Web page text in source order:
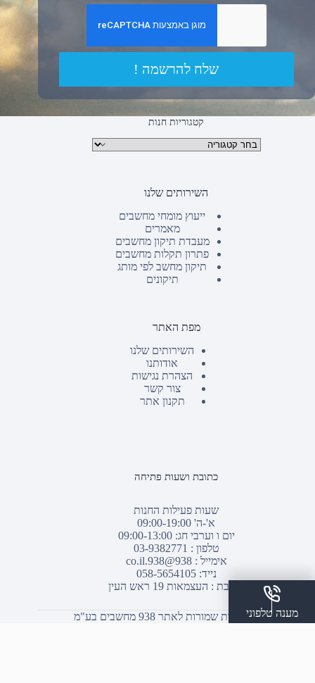
שלח להרשמה !
קטגוריות חנות
קטגוריות מוצרים
השירותים שלנו
ייעוץ מומחי מחשבים
מאמרים
מעבדת תיקון מחשבים
פתרון תקלות מחשבים
תיקון מחשב לפי מותג
תיקונים
מפת האתר
השירותים שלנו
אודותנו
הצהרת נגישות
צור קשר
תקנון אתר
כתובת ושעות פתיחה
שעות פעילות החנות
א'-ה' 09:00-19:00
יום ו וערבי חג: 09:00-13:00
טלפון : 03-9382771
אימייל :938@938.co.il
נייד: 058-5654105
כתובת : העצמאות 19 ראש העין
© כל הזכויות שמורות לאתר 938 מחשבים בע"מ
מענה טלפוני